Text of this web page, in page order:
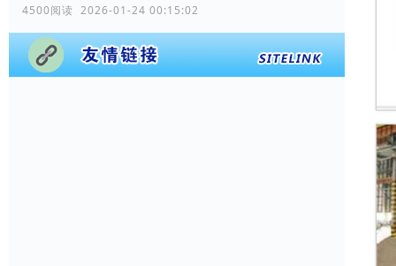
4500阅读 2026-01-24 00:15:02